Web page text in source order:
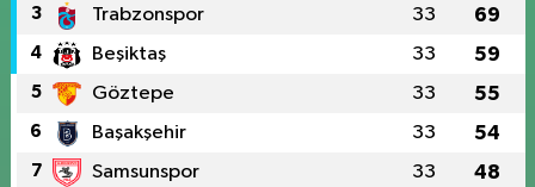
3 Trabzonspor 33 69
4 Beşiktaş 33 59
5 Göztepe 33 55
6 Başakşehir 33 54
7 Samsunspor 33 48